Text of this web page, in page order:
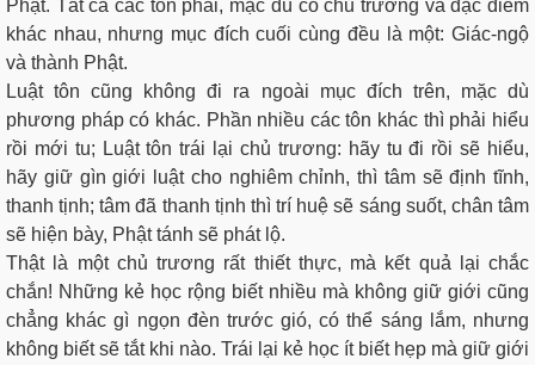
Phật. Tất cả các tôn phái, mặc dù có chủ trương và đặc điểm
khác nhau, nhưng mục đích cuối cùng đều là một: Giác-ngộ
và thành Phật.
Luật tôn cũng không đi ra ngoài mục đích trên, mặc dù
phương pháp có khác. Phần nhiều các tôn khác thì phải hiểu
rồi mới tu; Luật tôn trái lại chủ trương: hãy tu đi rồi sẽ hiểu,
hãy giữ gìn giới luật cho nghiêm chỉnh, thì tâm sẽ định tĩnh,
thanh tịnh; tâm đã thanh tịnh thì trí huệ sẽ sáng suốt, chân tâm
sẽ hiện bày, Phật tánh sẽ phát lộ.
Thật là một chủ trương rất thiết thực, mà kết quả lại chắc
chắn! Những kẻ học rộng biết nhiều mà không giữ giới cũng
chẳng khác gì ngọn đèn trước gió, có thể sáng lắm, nhưng
không biết sẽ tắt khi nào. Trái lại kẻ học ít biết hẹp mà giữ giới